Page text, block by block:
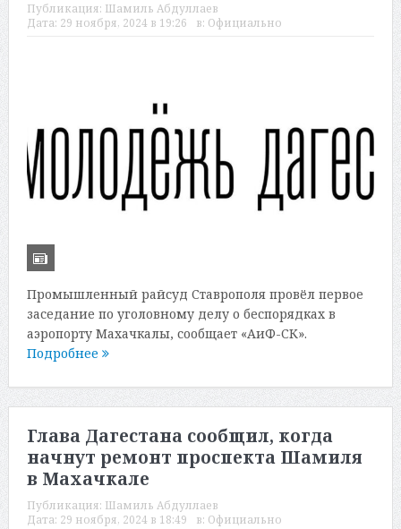
Публикация: Шамиль Абдуллаев
Дата: 29 ноября, 2024 в 19:26 в: Официально
Промышленный райсуд Ставрополя провёл первое
заседание по уголовному делу о беспорядках в
аэропорту Махачкалы, сообщает «АиФ-СК».
Подробнее
Глава Дагестана сообщил, когда
начнут ремонт проспекта Шамиля
в Махачкале
Публикация: Шамиль Абдуллаев
Дата: 29 ноября, 2024 в 18:49 в: Официально